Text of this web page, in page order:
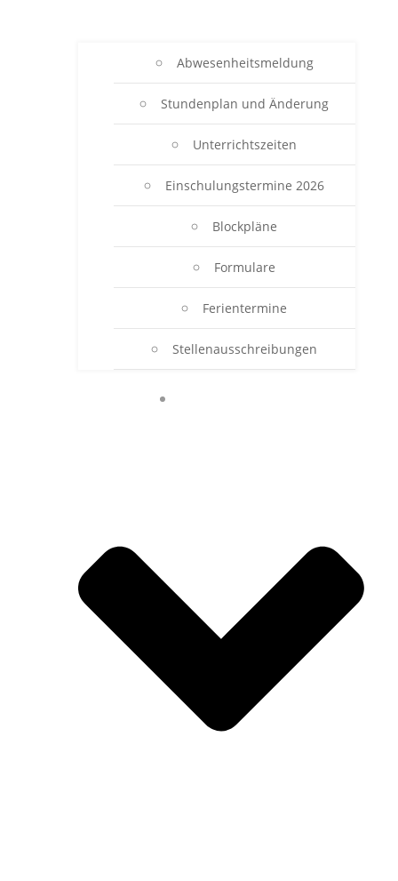
Abwesenheitsmeldung
Stundenplan und Änderung
Unterrichtszeiten
Einschulungstermine 2026
Blockpläne
Formulare
Ferientermine
Stellenausschreibungen